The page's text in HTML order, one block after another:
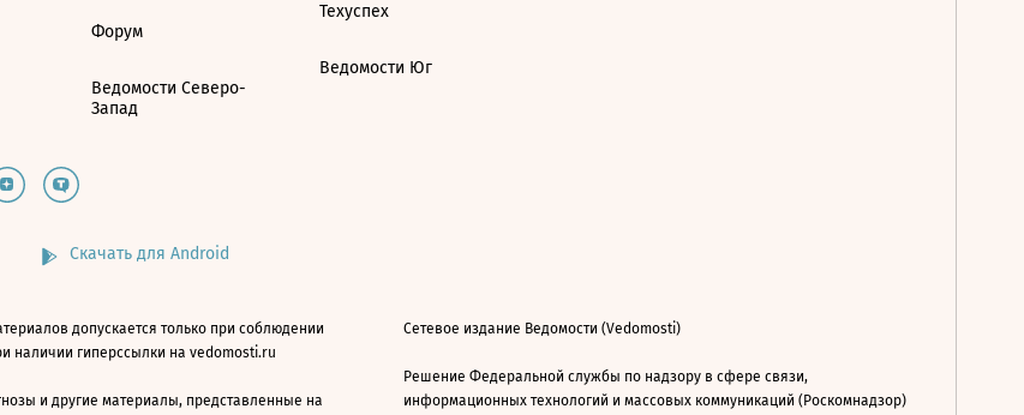
Форум
Ведомости Северо-
Запад
Техуспех
Ведомости Юг
Скачать для Android
допускается только при соблюдении
наличии гиперссылки на vedomosti.ru
и другие материалы, представленные на
Сетевое издание Ведомости (Vedomosti)
Решение Федеральной службы по надзору в сфере связи,
информационных технологий и массовых коммуникаций (Роскомнадзор)